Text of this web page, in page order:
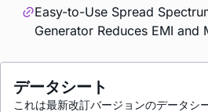
Easy-to-Use Spread
Generator Reduces EMI and
データシート
これは最新改訂バージョンのデータシ